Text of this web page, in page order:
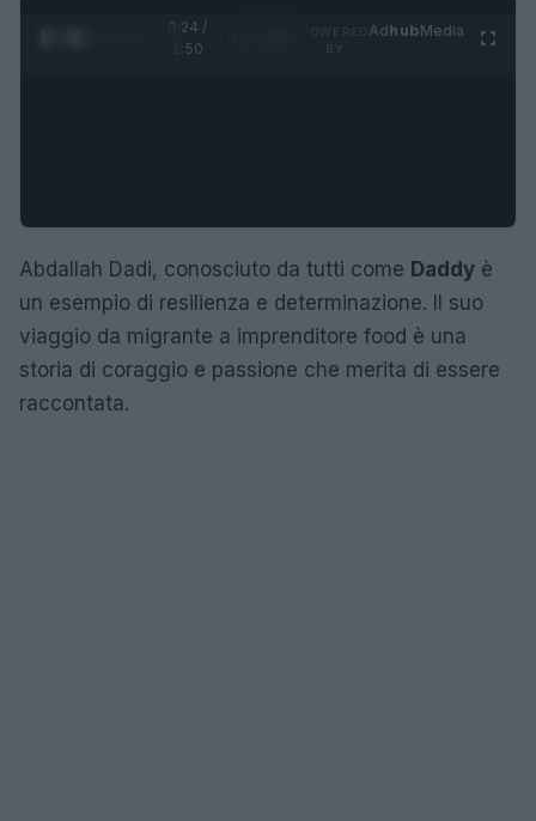
0:25 /
1:50
AdhubMedia
Abdallah Dadi, conosciuto da tutti come Daddy è
un esempio di resilienza e determinazione. Il suo
viaggio da migrante a imprenditore food è una
storia di coraggio e passione che merita di essere
raccontata.